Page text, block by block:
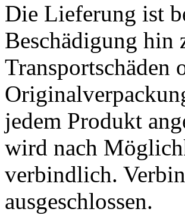
Die Lieferung ist
Beschädigung hin
Transportschäden
jedem Produkt
wird nach
verbindlich.
ausgeschlossen.